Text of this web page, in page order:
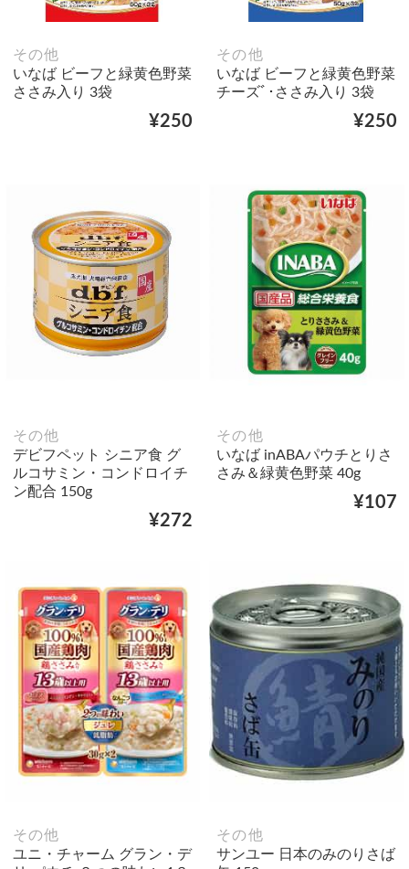
その他
いなば ビーフと緑黄色野菜
ささみ入り 3袋
¥250
その他
いなば ビーフと緑黄色野菜
チーズﾞ･ささみ入り 3袋
¥250
その他
デビフペット シニア食 グ
ルコサミン・コンドロイチ
ン配合 150g
¥272
その他
いなば inABAパウチとりさ
さみ＆緑黄色野菜 40g
¥107
その他
ユニ・チャーム グラン・デ
その他
サンユー 日本のみのりさば